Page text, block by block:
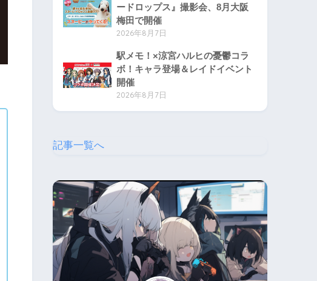
ードロップス』撮影会、8月大阪
梅田で開催
2026年8月7日
駅メモ！×涼宮ハルヒの憂鬱コラ
ボ！キャラ登場＆レイドイベント
開催
2026年8月7日
記事一覧へ